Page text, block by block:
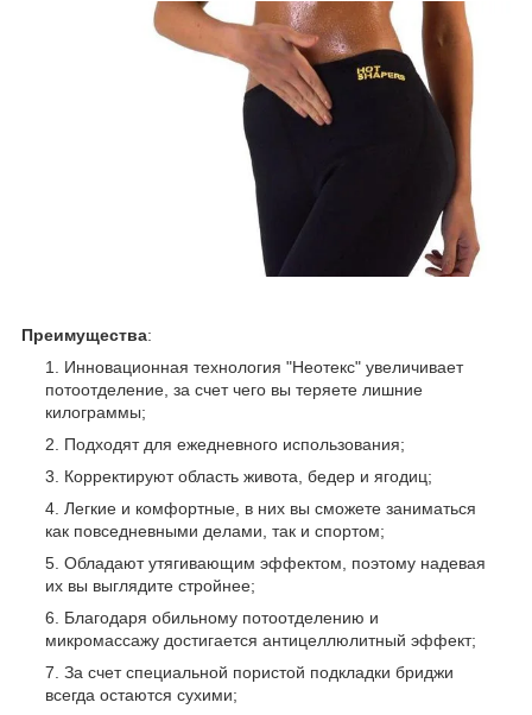
Преимущества:
Инновационная технология "Неотекс" увеличивает
потоотделение, за счет чего вы теряете лишние
килограммы;
Подходят для ежедневного использования;
Корректируют область живота, бедер и ягодиц;
Легкие и комфортные, в них вы сможете заниматься
как повседневными делами, так и спортом;
Обладают утягивающим эффектом, поэтому надевая
их вы выглядите стройнее;
Благодаря обильному потоотделению и
микромассажу достигается антицеллюлитный эффект;
За счет специальной пористой подкладки бриджи
всегда остаются сухими;